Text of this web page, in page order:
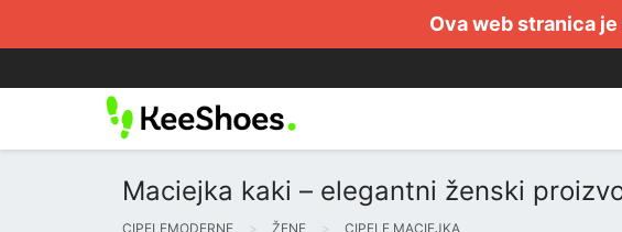
Ova web stranica
Maciejka kaki – elegantni ženski
CIPELEMODERNE ŽENE CIPELE MACIEJKA